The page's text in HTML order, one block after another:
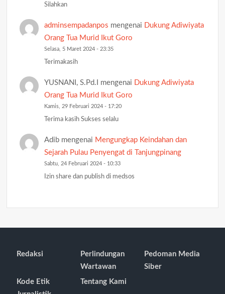
Silahkan
adminsempadanpos mengenai
Dukung Adiwiyata
Orang Tua Murid Ikut Goro
Selasa, 5 Maret 2024 - 23:35
Terimakasih
YUSNANI, S.Pd.I mengenai Dukung Adiwiyata
Orang Tua Murid Ikut Goro
Kamis, 29 Februari 2024 - 17:20
Terima kasih Sukses selalu
Adib mengenai Mengungkap Keindahan dan
Sejarah Pulau Penyengat di Tanjungpinang
Sabtu, 24 Februari 2024 - 10:33
Izin share dan publish di medsos
Redaksi
Perlindungan
Wartawan
Pedoman Media
Siber
Kode Etik
Tentang Kami